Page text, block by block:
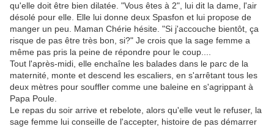
qu'elle doit être bien dilatée. "Vous êtes à 2", lui dit la dame, l'air
désolé pour elle. Elle lui donne deux Spasfon et lui propose de
manger un peu. Maman Chérie hésite. "Si j'accouche bientôt, ça
risque de pas être très bon, si?" Je crois que la sage femme a
même pas pris la peine de répondre pour le coup....
Tout l'après-midi, elle enchaîne les balades dans le parc de la
maternité, monte et descend les escaliers, en s'arrêtant tous les
deux mètres pour souffler comme une baleine en s'agrippant à
Papa Poule.
Le repas du soir arrive et rebelote, alors qu'elle veut le refuser, la
sage femme lui conseille de l'accepter, histoire de pas démarrer